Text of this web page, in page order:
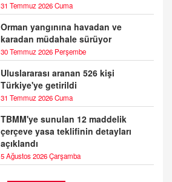
31 Temmuz 2026 Cuma
Orman yangınına havadan ve
karadan müdahale sürüyor
30 Temmuz 2026 Perşembe
Uluslararası aranan 526 kişi
Türkiye'ye getirildi
31 Temmuz 2026 Cuma
TBMM'ye sunulan 12 maddelik
çerçeve yasa teklifinin detayları
açıklandı
5 Ağustos 2026 Çarşamba